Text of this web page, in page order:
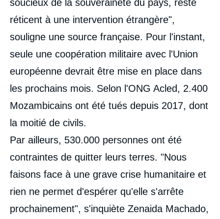
soucieux de la souveraineté du pays, reste
réticent à une intervention étrangère",
souligne une source française. Pour l'instant,
seule une coopération militaire avec l'Union
européenne devrait être mise en place dans
les prochains mois. Selon l'ONG Acled, 2.400
Mozambicains ont été tués depuis 2017, dont
la moitié de civils.
Par ailleurs, 530.000 personnes ont été
contraintes de quitter leurs terres. "Nous
faisons face à une grave crise humanitaire et
rien ne permet d'espérer qu'elle s'arrête
prochainement", s'inquiète Zenaida Machado,